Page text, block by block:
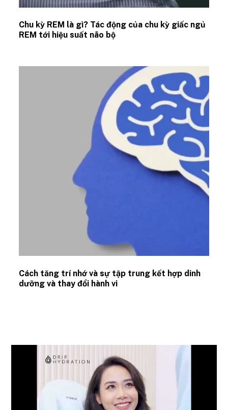
Chu kỳ REM là gì? Tác động của chu kỳ giấc ngủ
REM tới hiệu suất não bộ
Cách tăng trí nhớ và sự tập trung kết hợp dinh
dưỡng và thay đổi hành vi